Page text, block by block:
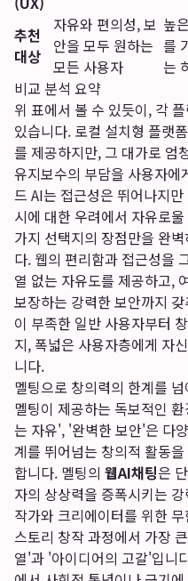
추천
대상
자유와 편의성, 보
안을 모두 원하는
모든 사용자
높
를
는
비교 분석 요약
위 표에서 볼 수 있듯이, 각
있습니다. 로컬 설치형 플랫
를 제공하지만, 그 대가로 엄
유지보수의 부담을 사용자에
드 AI는 접근성은 뛰어나지
시에 대한 우려에서 자유로
가지 선택지의 장점만을 완
다. 웹의 편리함과 접근성을
열 없는 자유도를 제공하고,
보장하는 강력한 보안까지
이 부족한 일반 사용자부터
지, 폭넓은 사용자층에게 자
니다.
멜팅으로 창의력의 한계를
멜팅이 제공하는 독보적인
는 자유', '완벽한 보안'은 다
계를 뛰어넘는 창의적 활동
합니다. 멜팅의 웹AI채팅은
자의 상상력을 증폭시키는
작가와 크리에이터를 위한
스토리 창작 과정에서 가장
열'과 '아이디어의 고갈'입니